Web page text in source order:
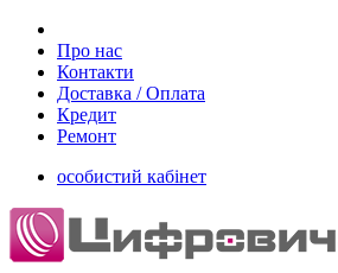
Про нас
Контакти
Доставка / Оплата
Кредит
Ремонт
особистий кабінет